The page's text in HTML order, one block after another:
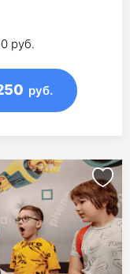
руб.
руб.